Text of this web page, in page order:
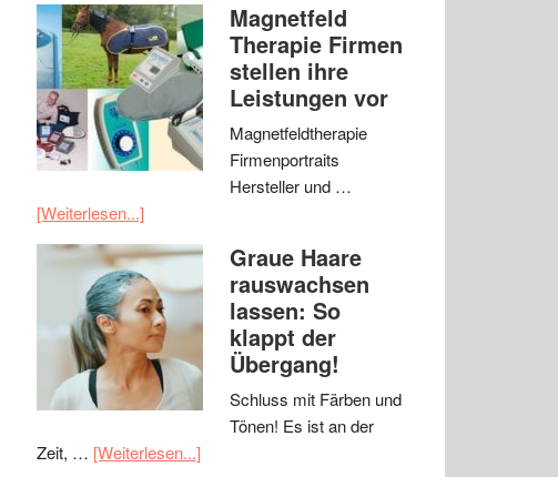
Magnetfeld
Therapie Firmen
stellen ihre
Leistungen vor
Magnetfeldtherapie
Firmenportraits
Hersteller und …
[Weiterlesen...]
Graue Haare
rauswachsen
lassen: So
klappt der
Übergang!
Schluss mit Färben und
Tönen! Es ist an der
Zeit, … [Weiterlesen...]